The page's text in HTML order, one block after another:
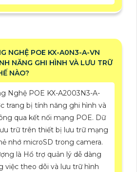
NGHỆ POE KX-A0N3-A-VN
NĂNG GHI HÌNH VÀ LƯU TRỮ
NÀO?
Nghệ POE KX-A2003N3-A-
trang bị tính năng ghi hình và
qua kết nối mạng POE. Dữ
trữ trên thiết bị lưu trữ mạng
nhớ microSD trong camera.
là Hổ trợ quản lý dễ dàng
việc theo dõi và lưu trữ hình